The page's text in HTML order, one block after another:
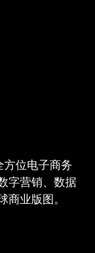
方位电子商务
字营销、数据
商业版图。